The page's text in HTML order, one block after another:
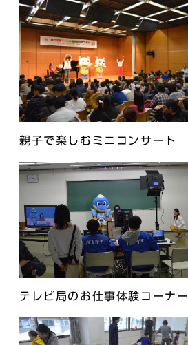
親子で楽しむミニコンサート
テレビ局のお仕事体験コーナー